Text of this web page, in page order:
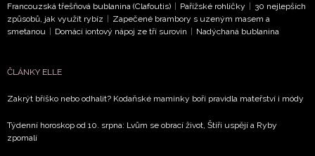
Francouzská třešňová bublanina (Clafoutis) | Pařížské rohlíčky | 30 nejlepších
způsobů, jak využít rybíz | Zapečené brambory s uzeným masem a
smetanou | Domácí iontový nápoj ze tří surovin | Nadýchaná bublanina
ČLÁNKY ELLE
Zakrýt bříško nebo odhalit? Kodaňské maminky boří pravidla mateřství i módy
Týdenní horoskop od 10. srpna: Lvům se obrací život, Štíři uspějí a Ryby
zpomalí